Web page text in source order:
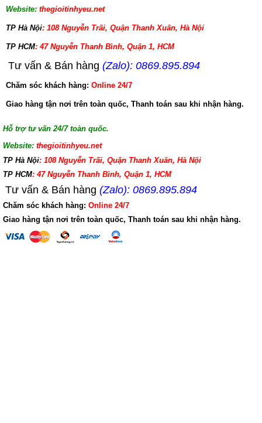
Website: thegioitinhyeu.net
TP Hà Nội: 108 Nguyễn Trãi, Quận Thanh Xuân, Hà Nội
TP HCM: 47 Nguyễn Thanh Bình, Quận 1, HCM
Tư vấn & Bán hàng (Zalo): 0869.895.894
Chăm sóc khách hàng: Online 24/7
Giao hàng tận nơi trên toàn quốc, Thanh toán sau khi nhận hàng.
Hỗ trợ tư vấn 24/7 toàn quốc.
Website: thegioitinhyeu.net
TP Hà Nội: 108 Nguyễn Trãi, Quận Thanh Xuân, Hà Nội
TP HCM: 47 Nguyễn Thanh Bình, Quận 1, HCM
Tư vấn & Bán hàng (Zalo): 0869.895.894
Chăm sóc khách hàng: Online 24/7
Giao hàng tận nơi trên toàn quốc, Thanh toán sau khi nhận hàng.